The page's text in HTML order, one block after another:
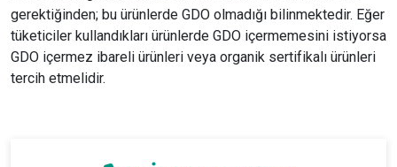
gerektiğinden; bu ürünlerde GDO olmadığı bilinmektedir. Eğer
tüketiciler kullandıkları ürünlerde GDO içermemesini istiyorsa
GDO içermez ibareli ürünleri veya organik sertifikalı ürünleri
tercih etmelidir.